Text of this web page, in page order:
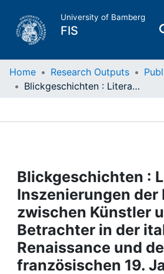
University of Bamberg
FIS
Home
Projects
People
Institutions
Awards
Home Research Outputs
Blickgeschichten : Literarische Inszenierungen der Relation zwischen Künstler und Betrachter in der italienischen Renaissance und dem französischen 19. Jahrhundert
Blickgeschichten :
Inszenierungen der
zwischen Künstler
Betrachter in der
Renaissance und
französischen 19.